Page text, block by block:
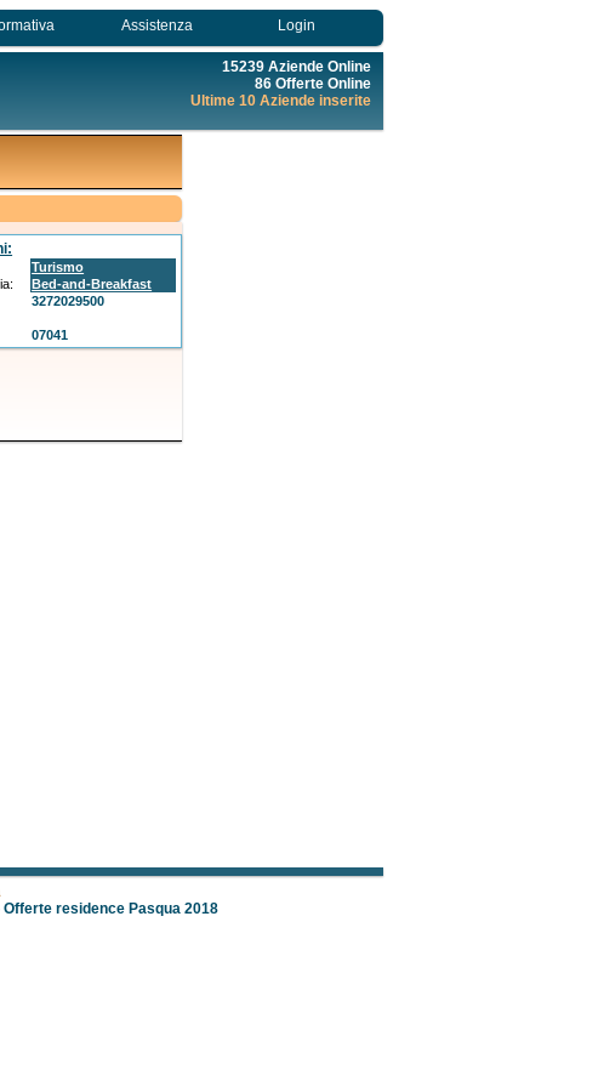
Assistenza Login
15239 Aziende Online
86 Offerte Online
Ultime 10 Aziende inserite
Turismo
Bed-and-Breakfast
3272029500
07041
Offerte residence Pasqua 2018